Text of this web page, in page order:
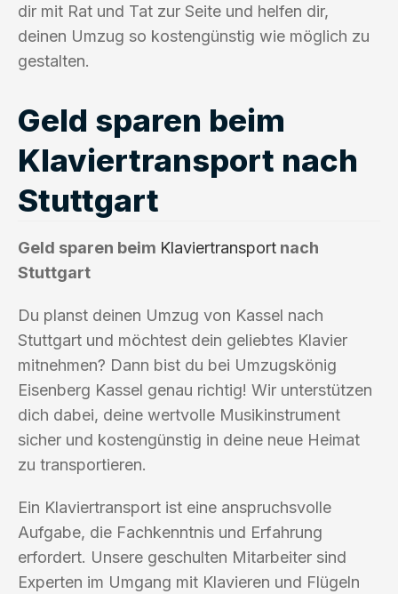
dir mit Rat und Tat zur Seite und helfen dir,
deinen Umzug so kostengünstig wie möglich zu
gestalten.
Geld sparen beim
Klaviertransport nach
Stuttgart
Geld sparen beim Klaviertransport nach
Stuttgart
Du planst deinen Umzug von Kassel nach
Stuttgart und möchtest dein geliebtes Klavier
mitnehmen? Dann bist du bei Umzugskönig
Eisenberg Kassel genau richtig! Wir unterstützen
dich dabei, deine wertvolle Musikinstrument
sicher und kostengünstig in deine neue Heimat
zu transportieren.
Ein Klaviertransport ist eine anspruchsvolle
Aufgabe, die Fachkenntnis und Erfahrung
erfordert. Unsere geschulten Mitarbeiter sind
Experten im Umgang mit Klavieren und Flügeln